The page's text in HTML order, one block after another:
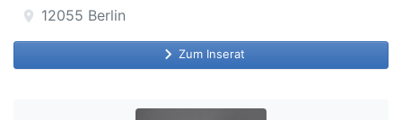
location_on 12055 Berlin
keyboard_arrow_right Zum Inserat